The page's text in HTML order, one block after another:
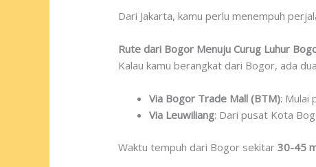
Dari Jakarta, kamu perlu menempuh
Rute dari Bogor Menuju Curug Luhur
Kalau kamu berangkat dari Bogor, ada
Via Bogor Trade Mall (BTM): Mulai
Via Leuwiliang: Dari pusat Kota
Waktu tempuh dari Bogor sekitar30-45